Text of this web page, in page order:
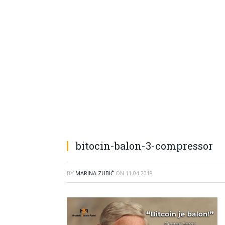
bitocin-balon-3-compressor
BY MARINA ZUBIĆ ON 11.04.2018